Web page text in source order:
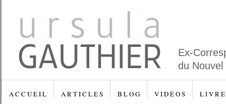
Ex-
du
A C C U E I L A R T I C L E S B L O G V I D É O S L I V R E